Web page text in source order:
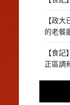
【政
的老餐
【食
正區調